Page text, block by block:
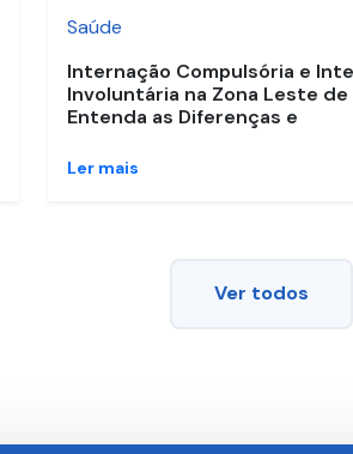
Saúde
Internação Compulsória e
Involuntária na Zona Leste de
Entenda as Diferenças e
Ler mais
Ver todos